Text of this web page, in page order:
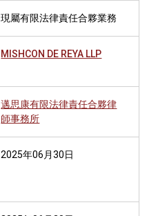
現屬有限法律責任合夥業務
MISHCON DE REYA LLP
邁思康有限法律責任合夥律
師事務所
2025年06月30日